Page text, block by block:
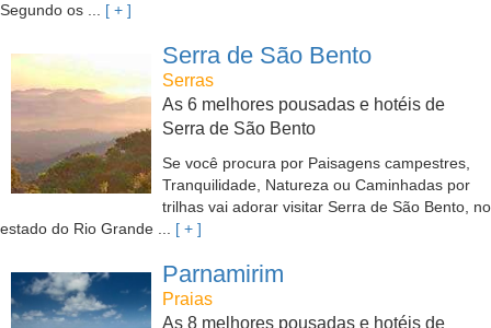
Segundo os ... [ + ]
Serra de São Bento
Serras
As 6 melhores pousadas e hotéis de
Serra de São Bento
Se você procura por Paisagens campestres,
Tranquilidade, Natureza ou Caminhadas por
trilhas vai adorar visitar Serra de São Bento, no
estado do Rio Grande ... [ + ]
Parnamirim
Praias
As 8 melhores pousadas e hotéis de